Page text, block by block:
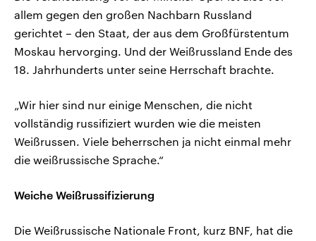
allem gegen den großen Nachbarn Russland
gerichtet – den Staat, der aus dem Großfürstentum
Moskau hervorging. Und der Weißrussland Ende des
18. Jahrhunderts unter seine Herrschaft brachte.
„Wir hier sind nur einige Menschen, die nicht
vollständig russifiziert wurden wie die meisten
Weißrussen. Viele beherrschen ja nicht einmal mehr
die weißrussische Sprache.“
Weiche Weißrussifizierung
Die Weißrussische Nationale Front, kurz BNF, hat die